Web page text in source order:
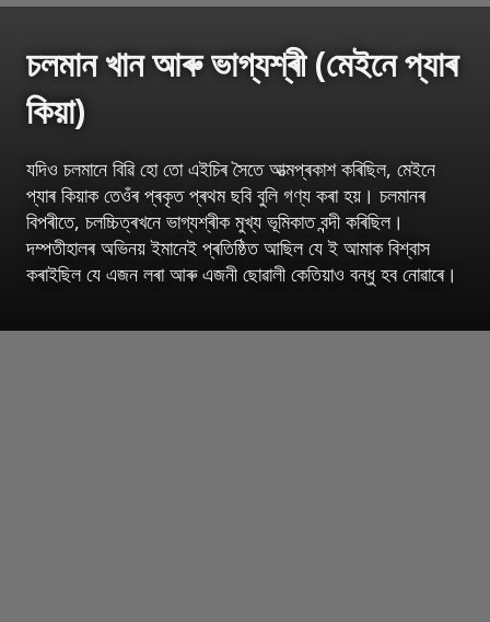
চলমান খান আৰু ভাগ্যশ্ৰী (মেইনে প্যাৰ
কিয়া)
যদিও চলমানে বিৱি হো তো এইচিৰ সৈতে আত্মপ্ৰকাশ কৰিছিল, মেইনে
প্যাৰ কিয়াক তেওঁৰ প্ৰকৃত প্ৰথম ছবি বুলি গণ্য কৰা হয়। চলমানৰ
বিপৰীতে, চলচ্চিত্ৰখনে ভাগ্যশ্ৰীক মুখ্য ভূমিকাত বন্দী কৰিছিল।
দম্পতীহালৰ অভিনয় ইমানেই প্ৰতিষ্ঠিত আছিল যে ই আমাক বিশ্বাস
কৰাইছিল যে এজন লৰা আৰু এজনী ছোৱালী কেতিয়াও বন্ধু হব নোৱাৰে।